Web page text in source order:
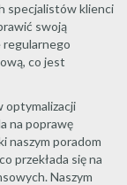
specjalistów klienci
swoją
regularnego
co jest
optymalizacji
na poprawę
naszym poradom
przekłada się na
Naszym